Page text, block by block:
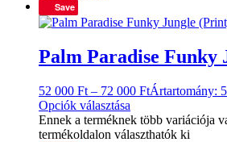
Save
Palm Paradise Funky
52 000 Ft – 72 000 FtÁrtartomány:
Opciók választása
Ennek a terméknek több variációja
termékoldalon választhatók ki